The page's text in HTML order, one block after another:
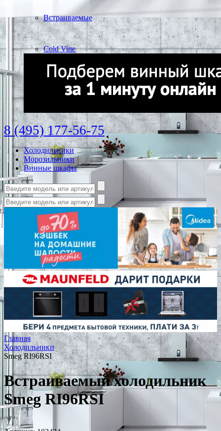
Встраиваемые
Cold Vine
8 (495) 177-56-75
Холодильники
Морозильники
Винные шкафы
Главная
Холодильники
Smeg RI96RSI
Встраиваемый холодильник
Smeg RI96RSI